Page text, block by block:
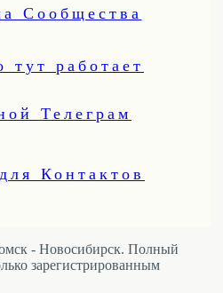
Сообщества
работает
Телеграм
Контактов
- Новосибирск. Полный
зарегистрированным